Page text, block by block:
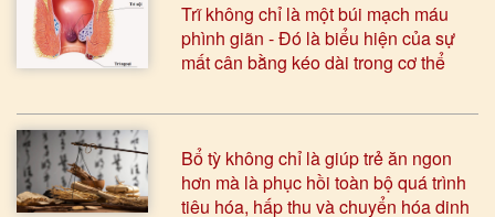
Trĩ không chỉ là một búi mạch máu
phình giãn - Đó là biểu hiện của sự
mất cân bằng kéo dài trong cơ thể
Bổ tỳ không chỉ là giúp trẻ ăn ngon
hơn mà là phục hồi toàn bộ quá trình
tiêu hóa, hấp thu và chuyển hóa dinh